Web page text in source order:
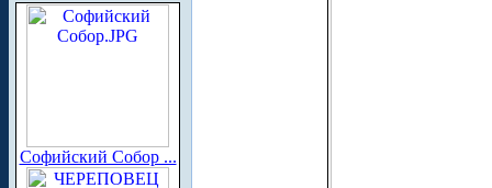
Софийский Собор ...